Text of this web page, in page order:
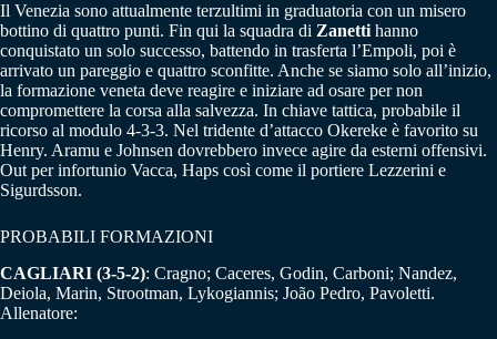
Il Venezia sono attualmente terzultimi in graduatoria con un misero
bottino di quattro punti. Fin qui la squadra di Zanetti hanno
conquistato un solo successo, battendo in trasferta l’Empoli, poi è
arrivato un pareggio e quattro sconfitte. Anche se siamo solo all’inizio,
la formazione veneta deve reagire e iniziare ad osare per non
compromettere la corsa alla salvezza. In chiave tattica, probabile il
ricorso al modulo 4-3-3. Nel tridente d’attacco Okereke è favorito su
Henry. Aramu e Johnsen dovrebbero invece agire da esterni offensivi.
Out per infortunio Vacca, Haps così come il portiere Lezzerini e
Sigurdsson.
PROBABILI FORMAZIONI
CAGLIARI (3-5-2): Cragno; Caceres, Godin, Carboni; Nandez,
Deiola, Marin, Strootman, Lykogiannis; João Pedro, Pavoletti.
Allenatore: